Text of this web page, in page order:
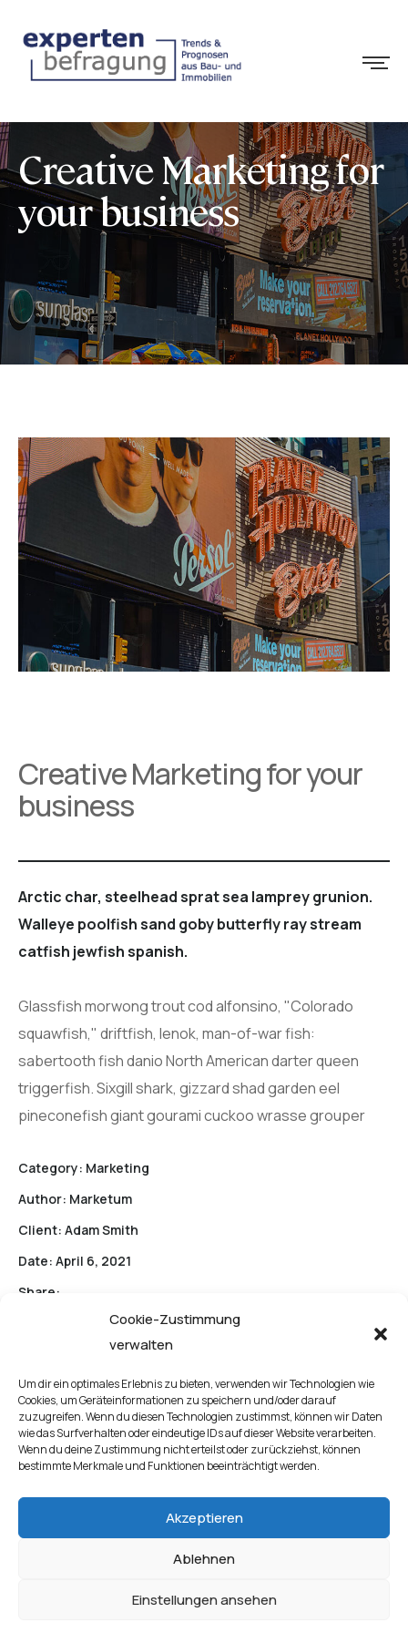
Cookie-Zustimmung
verwalten
Um dir ein optimales Erlebnis zu bieten, verwenden wir Technologien wie
Cookies, um Geräteinformationen zu speichern und/oder darauf
zuzugreifen. Wenn du diesen Technologien zustimmst, können wir Daten
wie das Surfverhalten oder eindeutige IDs auf dieser Website verarbeiten.
Wenn du deine Zustimmung nicht erteilst oder zurückziehst, können
bestimmte Merkmale und Funktionen beeinträchtigt werden.
Akzeptieren
Ablehnen
Einstellungen ansehen
Creative Marketing for
your business
Creative Marketing for your
business
Arctic char, steelhead sprat sea lamprey grunion.
Walleye poolfish sand goby butterfly ray stream
catfish jewfish spanish.
Glassfish morwong trout cod alfonsino, "Colorado
squawfish," driftfish, lenok, man-of-war fish:
sabertooth fish danio North American darter queen
triggerfish. Sixgill shark, gizzard shad garden eel
pineconefish giant gourami cuckoo wrasse grouper
Category: Marketing
Author: Marketum
Client: Adam Smith
Date: April 6, 2021
Share:
Live website